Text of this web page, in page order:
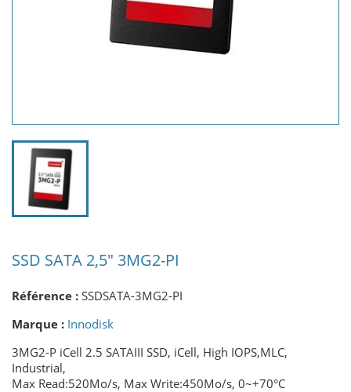
SSD SATA 2,5" 3MG2-PI
Référence : SSDSATA-3MG2-PI
Marque : Innodisk
3MG2-P iCell 2.5 SATAIII SSD, iCell, High IOPS,MLC,
Industrial,
Max Read:520Mo/s, Max Write:450Mo/s, 0~+70°C